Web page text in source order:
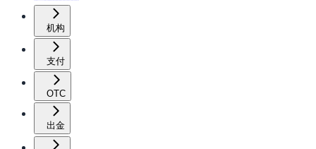
机构
支付
OTC
出金